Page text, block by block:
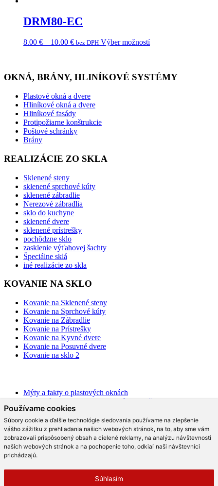
Používame cookies
Súbory cookie a ďalšie technológie sledovania používame na zlepšenie
vášho zážitku z prehliadania našich webových stránok, na to, aby sme vám
zobrazovali prispôsobený obsah a cielené reklamy, na analýzu návštevnosti
našich webových stránok a na pochopenie toho, odkiaľ naši návštevníci
prichádzajú.
Súhlasím
DRM80-EC
8.00 € – 10.00 € bez DPH Výber možností
OKNÁ, BRÁNY, HLINÍKOVÉ SYSTÉMY
Plastové okná a dvere
Hliníkové okná a dvere
Hliníkové fasády
Protipožiarne konštrukcie
Poštové schránky
Brány
REALIZÁCIE ZO SKLA
Sklenené steny
sklenené sprchové kúty
sklenené zábradlie
Nerezové zábradlia
sklo do kuchyne
sklenené dvere
sklenené prístrešky
pochôdzne sklo
zasklenie výťahovej šachty
Špeciálne sklá
iné realizácie zo skla
KOVANIE NA SKLO
Kovanie na Sklenené steny
Kovanie na Sprchové kúty
Kovanie na Zábradlie
Kovanie na Prístrešky
Kovanie na Kyvné dvere
Kovanie na Posuvné dvere
Kovanie na sklo 2
Mýty a fakty o plastových oknách
Moderné schodisko: Spoznajte rôzne možnosti prevedenia v
interiéri
Ako najlepšie opticky zväčšiť priestor?
Na čo slúži hliníková pergola a aké má výhody?
Ako efektne a prakticky predeliť akýkoľvek priestor?
Aké trendy prináša moderná kuchyňa?
Čo radia dizajnéri o skle v interiéri?
Moderné sklenené riešenia, ktoré vás rozhodne oslovia!
Čo by nemalo v modernom bývaní chýbať